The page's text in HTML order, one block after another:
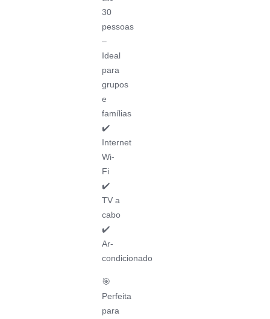
30
pessoas
–
Ideal
para
grupos
e
famílias
✔️
Internet
Wi-
Fi
✔️
TV a
cabo
✔️
Ar-
condicionado
🎯
Perfeita
para